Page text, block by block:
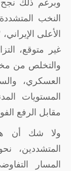
وبرغم ذلك
النخب
الأعلى
غير متوقع،
والتخلص من
العسكري،
المستويات
مقابل الرفع
ولا شك أن
المتشددين،
المسار